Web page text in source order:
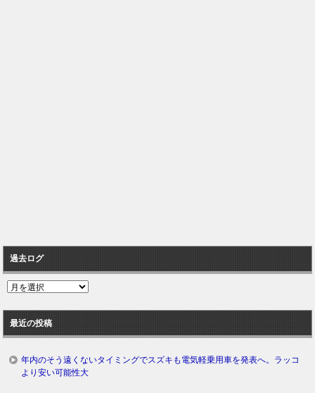
過去ログ
過
ロ
グ
最近の投稿
年内のそう遠くないタイミングでスズキも電気軽乗用車を発表へ。ラッコ
より安い可能性大